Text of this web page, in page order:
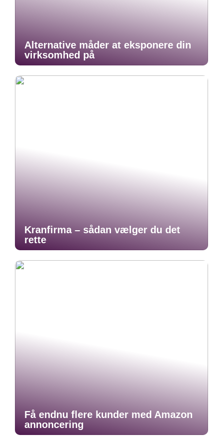
Alternative måder at eksponere din
virksomhed på
Kranfirma – sådan vælger du det
rette
Få endnu flere kunder med Amazon
annoncering